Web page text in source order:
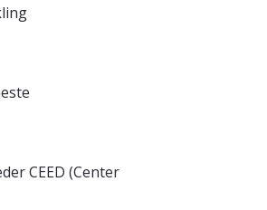
CEED (Center